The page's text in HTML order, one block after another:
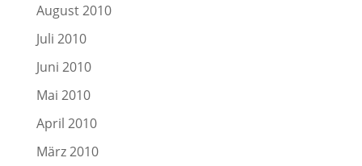
August 2010
Juli 2010
Juni 2010
Mai 2010
April 2010
März 2010